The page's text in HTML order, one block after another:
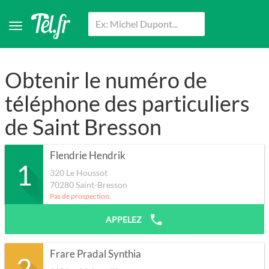
Obtenir le numéro de
téléphone des particuliers
de Saint Bresson
1
Flendrie Hendrik
320 Le Houssot
70280Saint-Bresson
Pas de prospection.
APPELEZ
Frare Pradal Synthia